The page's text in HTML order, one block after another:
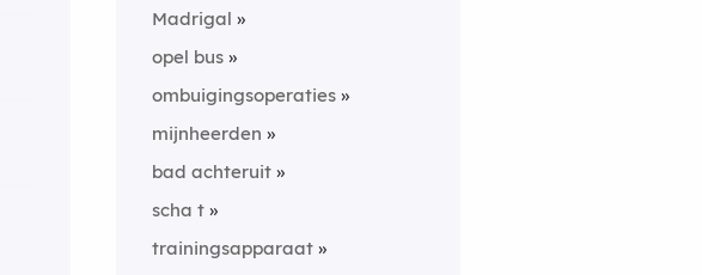
Madrigal
opel bus
ombuigingsoperaties
mijnheerden
bad achteruit
scha t
trainingsapparaat